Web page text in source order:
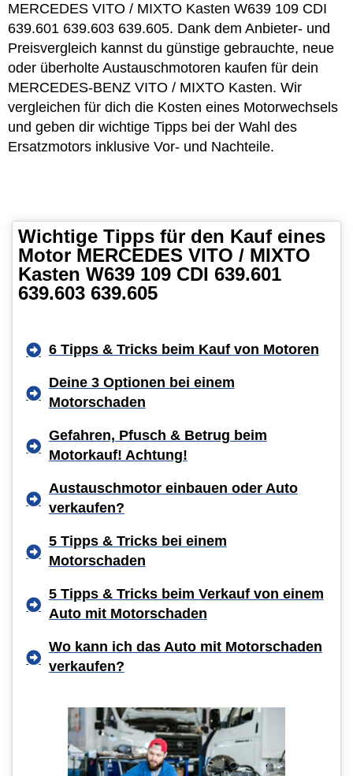
MERCEDES VITO / MIXTO Kasten W639 109 CDI
639.601 639.603 639.605. Dank dem Anbieter- und
Preisvergleich kannst du günstige gebrauchte, neue
oder überholte Austauschmotoren kaufen für dein
MERCEDES-BENZ VITO / MIXTO Kasten. Wir
vergleichen für dich die Kosten eines Motorwechsels
und geben dir wichtige Tipps bei der Wahl des
Ersatzmotors inklusive Vor- und Nachteile.
Wichtige Tipps für den Kauf eines
Motor MERCEDES VITO / MIXTO
Kasten W639 109 CDI 639.601
639.603 639.605
6 Tipps & Tricks beim Kauf von Motoren
Deine 3 Optionen bei einem
Motorschaden
Gefahren, Pfusch & Betrug beim
Motorkauf! Achtung!
Austauschmotor einbauen oder Auto
verkaufen?
5 Tipps & Tricks bei einem
Motorschaden
5 Tipps & Tricks beim Verkauf von einem
Auto mit Motorschaden
Wo kann ich das Auto mit Motorschaden
verkaufen?